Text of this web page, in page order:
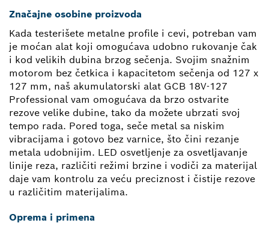
Značajne osobine proizvoda
Kada testerišete metalne profile i cevi, potreban vam
je moćan alat koji omogućava udobno rukovanje čak
i kod velikih dubina brzog sečenja. Svojim snažnim
motorom bez četkica i kapacitetom sečenja od 127 x
127 mm, naš akumulatorski alat GCB 18V-127
Professional vam omogućava da brzo ostvarite
rezove velike dubine, tako da možete ubrzati svoj
tempo rada. Pored toga, seče metal sa niskim
vibracijama i gotovo bez varnice, što čini rezanje
metala udobnijim. LED osvetljenje za osvetljavanje
linije reza, različiti režimi brzine i vodiči za materijal
daje vam kontrolu za veću preciznost i čistije rezove
u različitim materijalima.
Oprema i primena